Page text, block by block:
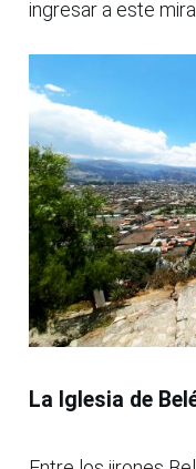
ingresar a este
La Iglesia de